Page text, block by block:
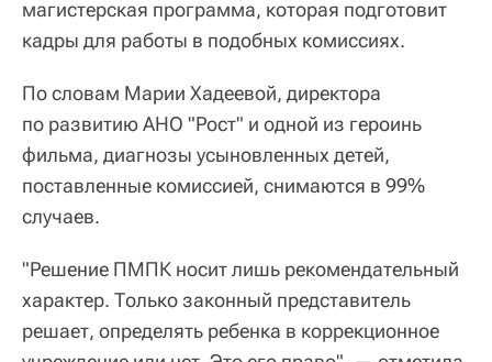
магистерская программа, которая подготовит
кадры для работы в подобных комиссиях.
По словам Марии Хадеевой, директора
по развитию АНО "Рост" и одной из героинь
фильма, диагнозы усыновленных детей,
поставленные комиссией, снимаются в 99%
случаев.
"Решение ПМПК носит лишь рекомендательный
характер. Только законный представитель
решает, определять ребенка в коррекционное